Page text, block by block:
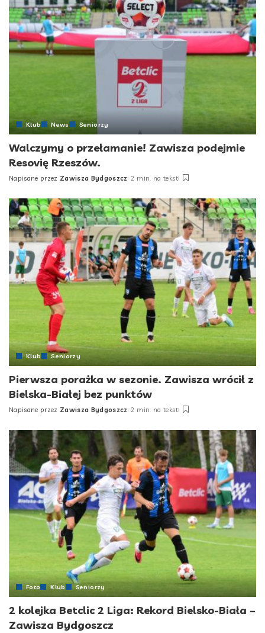
Klub News Seniorzy
Walczymy o przełamanie! Zawisza podejmie
Resovię Rzeszów.
Posted
Napisane przez Zawisza Bydgoszcz 2 min. na tekst
Klub Seniorzy
Pierwsza porażka w sezonie. Zawisza wrócił z
Bielska-Białej bez punktów
Posted
Napisane przez Zawisza Bydgoszcz 2 min. na tekst
Foto Klub Seniorzy
2 kolejka Betclic 2 Liga: Rekord Bielsko-Biała –
Zawisza Bydgoszcz